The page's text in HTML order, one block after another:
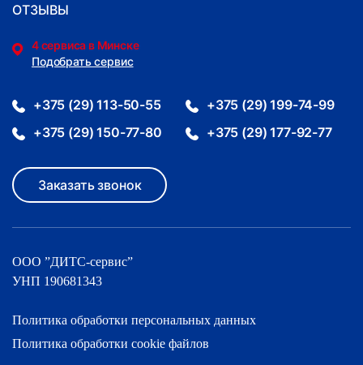
ОТЗЫВЫ
4 сервиса в Минске
Подобрать сервис
+375 (29) 113-50-55
+375 (29) 199-74-99
+375 (29) 150-77-80
+375 (29) 177-92-77
Заказать звонок
ООО ”ДИТС-cервис”
УНП 190681343
Политика обработки персональных данных
Политика обработки cookie файлов